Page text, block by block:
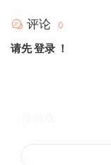
评论 0
请先登录 ！